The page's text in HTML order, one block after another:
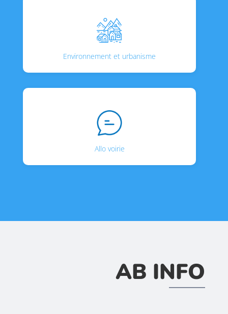
Environnement et urbanisme
Allo voirie
AB INFO